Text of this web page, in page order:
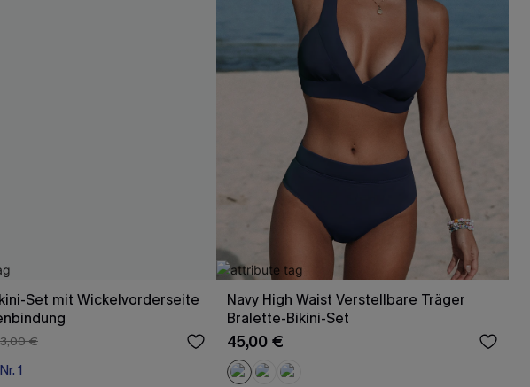
Set mit Wickelvorderseite
€
1
Navy High Waist Verstellbare Träger
Bralette-Bikini-Set
45,00 €